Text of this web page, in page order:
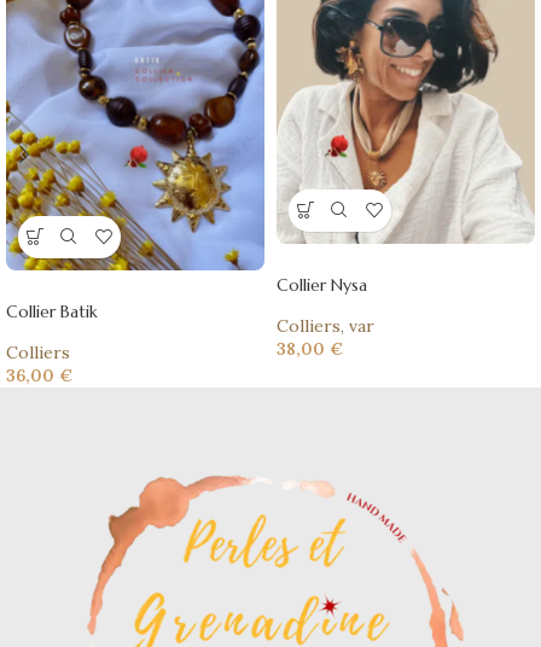
Collier Batik
Colliers
36,00 €
Collier Nysa
Colliers, var
38,00 €